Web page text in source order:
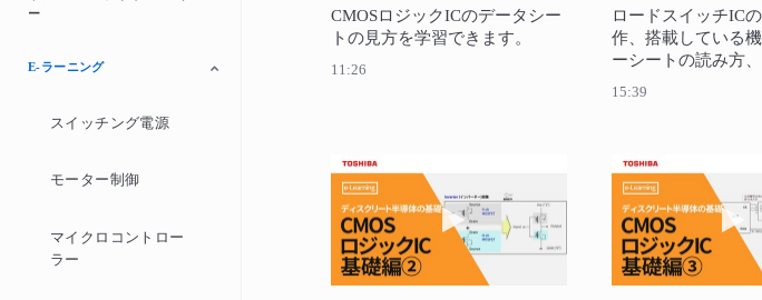
ー
E-ラーニング
スイッチング電源
モーター制御
マイクロコントロー
ラー
CMOSロジックICのデータシー
トの見方を学習できます。
11:26
ロードスイッチIC
作、搭載している
ーシートの読み方
15:39
動画を再生 CMOSロジックIC基礎編